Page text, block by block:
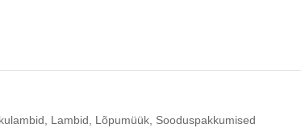
, Lambid, Lõpumüük, Sooduspakkumised